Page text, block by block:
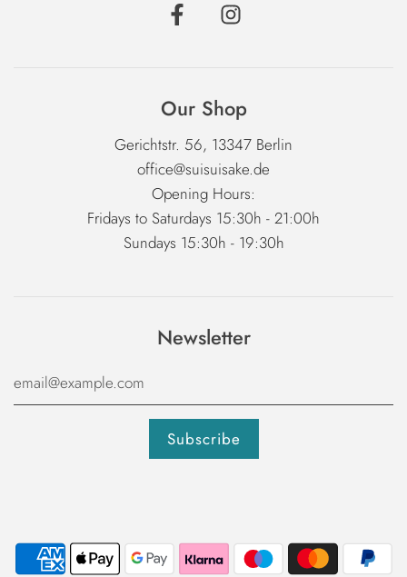
Our Shop
Gerichtstr. 56, 13347 Berlin
office@suisuisake.de
Opening Hours:
Fridays to Saturdays 15:30h - 21:00h
Sundays 15:30h - 19:30h
Newsletter